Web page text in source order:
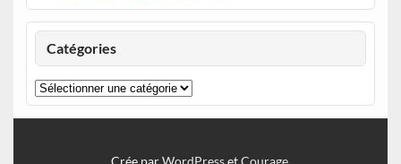
Catégories
Catégories